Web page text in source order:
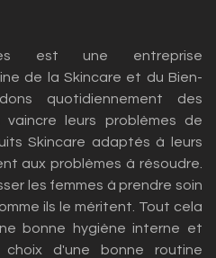
est une entreprise
de la Skincare et du Bien-
quotidiennement des
leurs problèmes de
Skincare adaptés à leurs
aux problèmes à résoudre.
les femmes à prendre soin
ils le méritent. Tout cela
bonne hygiène interne et
d'une bonne routine